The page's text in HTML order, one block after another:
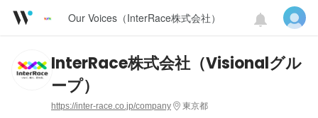
Our Voices（InterRace株式会社）
InterRace株式会社（Visionalグル
ープ）
https://inter-race.co.jp/company 東京都